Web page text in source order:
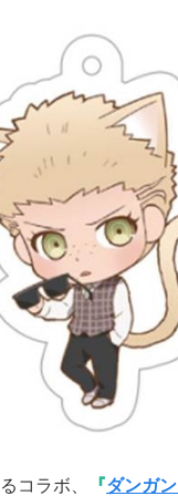
コラボ、 『ダンガ